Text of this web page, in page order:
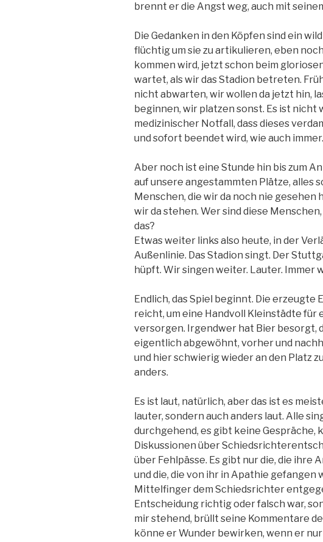
brennt er die Angst weg, auch mit
Die Gedanken in den Köpfen sind ein
flüchtig um sie zu artikulieren, eben
kommen wird, jetzt schon beim
wartet, als wir das Stadion betreten.
nicht abwarten, wir wollen da jetzt hin,
beginnen, wir platzen sonst. Es ist nicht
medizinischer Notfall, dass dieses
und sofort beendet wird, wie auch immer.
Aber noch ist eine Stunde hin bis zum
auf unsere angestammten Plätze, alles
Menschen, die wir da noch nie gesehen
wir da stehen. Wer sind diese Menschen,
das?
Etwas weiter links also heute, in der
Außenlinie. Das Stadion singt. Der
hüpft. Wir singen weiter. Lauter. Immer
Endlich, das Spiel beginnt. Die erzeugte
reicht, um eine Handvoll Kleinstädte für
versorgen. Irgendwer hat Bier besorgt,
eigentlich abgewöhnt, vorher und
und hier schwierig wieder an den Platz
anders.
Es ist laut, natürlich, aber das ist es
lauter, sondern auch anders laut. Alle
durchgehend, es gibt keine Gespräche,
Diskussionen über
über Fehlpässe. Es gibt nur die, die ihre
und die, die von ihr in Apathie gefangen
Mittelfinger dem Schiedsrichter
Entscheidung richtig oder falsch war,
mir stehend, brüllt seine Kommentare
könne er Wunder bewirken, wenn er